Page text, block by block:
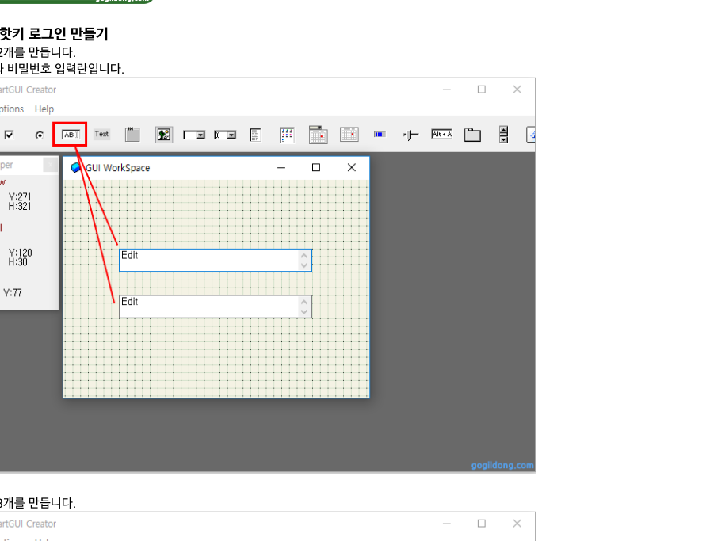
키 로그인 만들기
를 만듭니다.
비밀번호 입력란입니다.
를 만듭니다.